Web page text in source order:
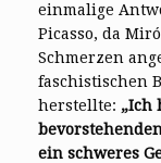
einmalige
Picasso, da
Schmerzen
faschistischen
herstellte: „Ich
ein schweres